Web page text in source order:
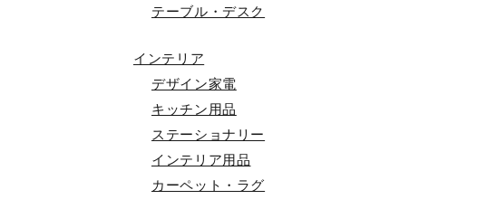
テーブル・デスク
インテリア
デザイン家電
キッチン用品
ステーショナリー
インテリア用品
カーペット・ラグ